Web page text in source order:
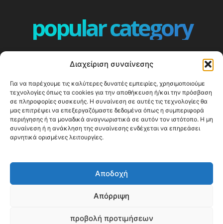
Διαχείριση συναίνεσης
Για να παρέχουμε τις καλύτερες δυνατές εμπειρίες, χρησιμοποιούμε
τεχνολογίες όπως τα cookies για την αποθήκευση ή/και την πρόσβαση
σε πληροφορίες συσκευής. Η συναίνεση σε αυτές τις τεχνολογίες θα
μας επιτρέψει να επεξεργαζόμαστε δεδομένα όπως η συμπεριφορά
περιήγησης ή τα μοναδικά αναγνωριστικά σε αυτόν τον ιστότοπο. Η μη
συναίνεση ή η ανάκληση της συναίνεσης ενδέχεται να επηρεάσει
αρνητικά ορισμένες λειτουργίες.
Αποδοχή
Απόρριψη
προβολή προτιμήσεων
popular category
360
ΕΥΡΩΠΗ
332
ΚΟΣΜΟΣ - WORLD
328
Top10
303
Cool spots
ΝΗΣΙΑ
246
© Happy Traveller 2014-2025